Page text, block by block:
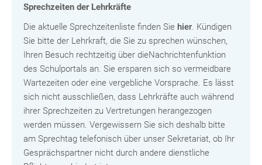
Sprechzeiten der Lehrkräfte
Die aktuelle Sprechzeitenliste finden Sie hier. Kündigen
Sie bitte der Lehrkraft, die Sie zu sprechen wünschen,
Ihren Besuch rechtzeitig über dieNachrichtenfunktion
des Schulportals an. Sie ersparen sich so vermeidbare
Wartezeiten oder eine vergebliche Vorsprache. Es lässt
sich nicht ausschließen, dass Lehrkräfte auch während
ihrer Sprechzeiten zu Vertretungen herangezogen
werden müssen. Vergewissern Sie sich deshalb bitte
am Sprechtag telefonisch über unser Sekretariat, ob Ihr
Gesprächspartner nicht durch andere dienstliche